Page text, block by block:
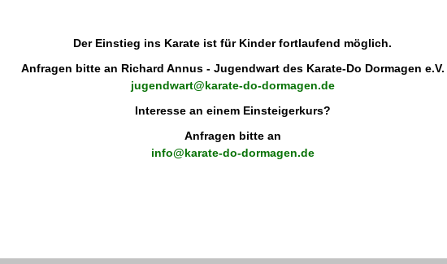
Der Einstieg ins Karate ist für Kinder fortlaufend möglich.
Anfragen bitte an Richard Annus - Jugendwart des Karate-Do Dormagen e.V.
jugendwart@karate-do-dormagen.de
Interesse an einem Einsteigerkurs?
Anfragen bitte an
info@karate-do-dormagen.de